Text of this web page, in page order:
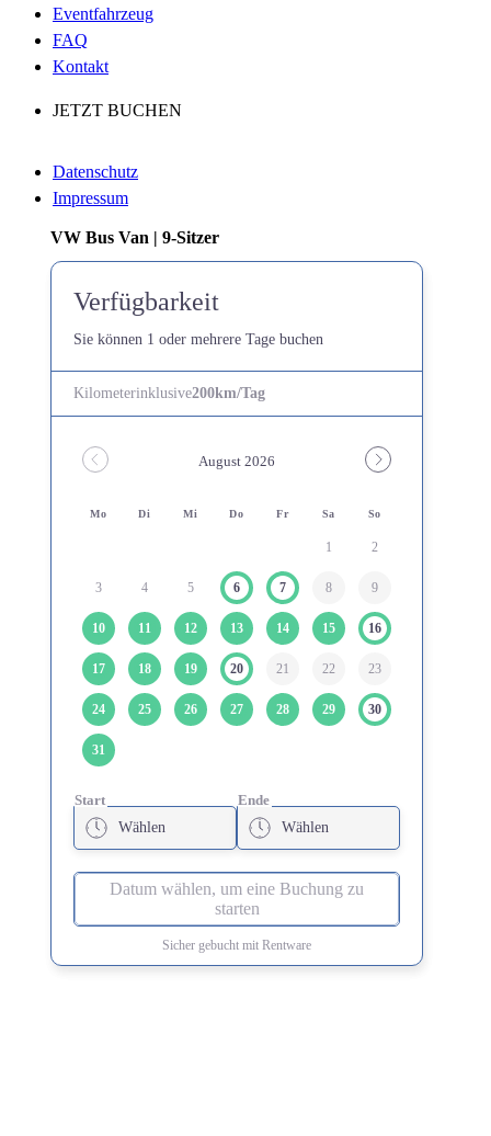
Eventfahrzeug
FAQ
Kontakt
JETZT BUCHEN
Datenschutz
Impressum
VW Bus Van | 9-Sitzer